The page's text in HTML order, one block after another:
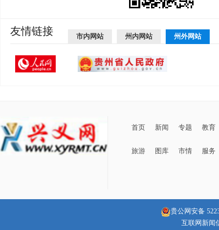
友情链接 市内网站 州内网站 州外网站
首页 新闻 专题 教育
旅游 图库 市情 服务
贵公网安备
互联网新闻